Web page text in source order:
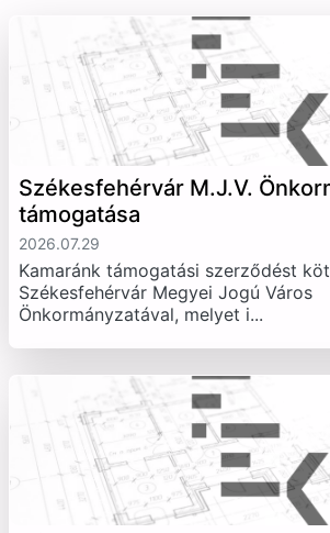
Székesfehérvár M.J.V.
támogatása
2026.07.29
Kamaránk támogatási szerződést
Székesfehérvár Megyei Jogú Város
Önkormányzatával, melyet i...